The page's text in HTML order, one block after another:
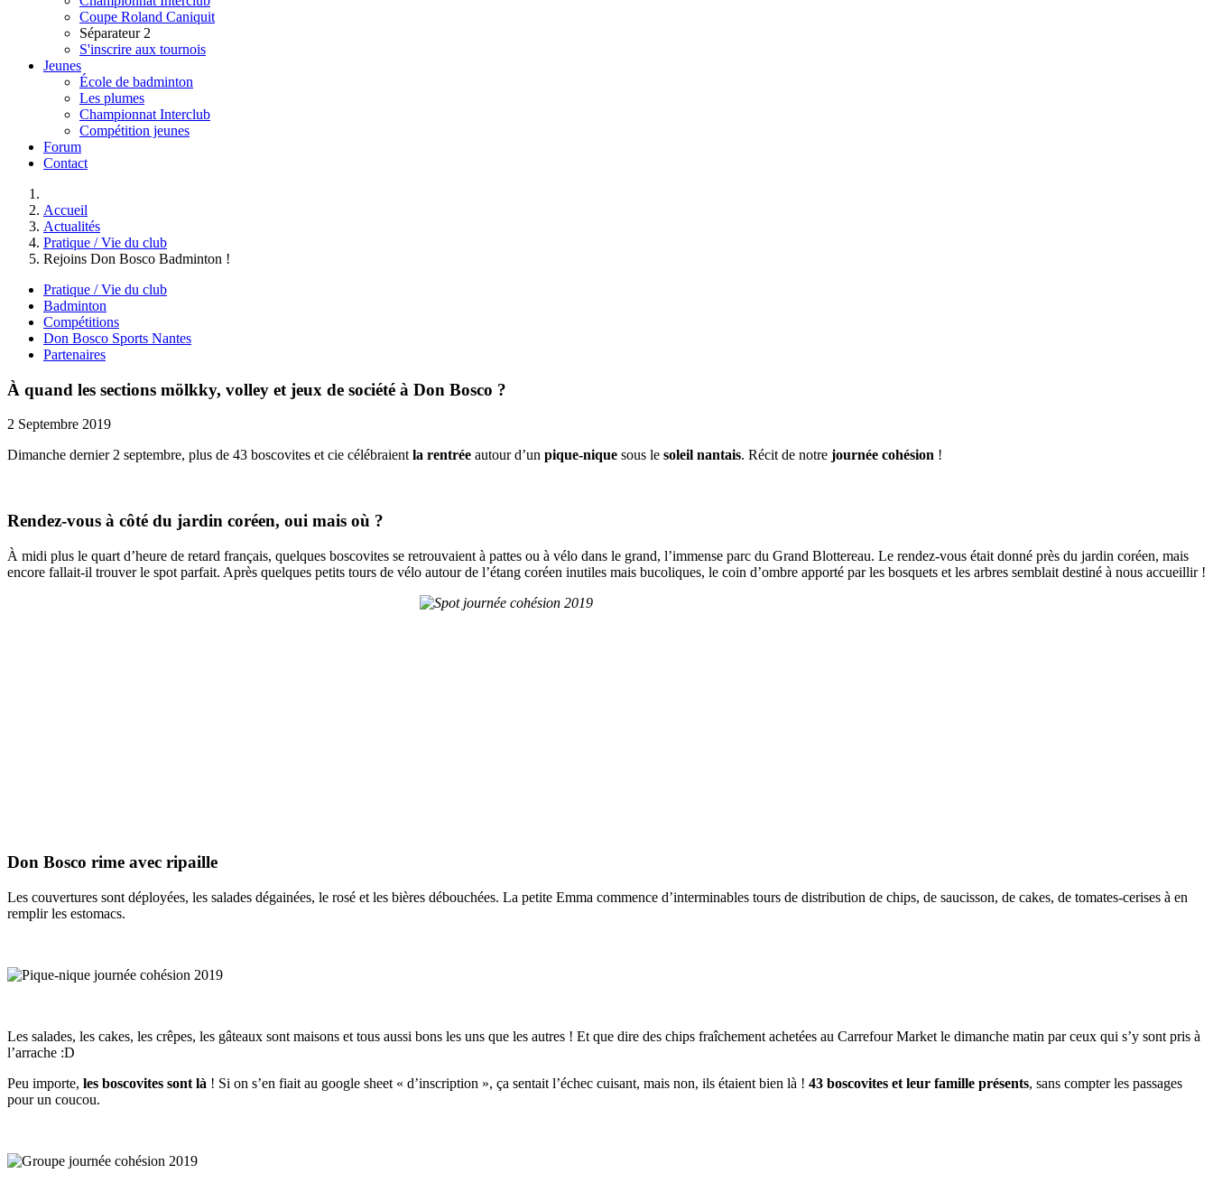
Coupe Roland Caniquit
Séparateur 2
S'inscrire aux tournois
Jeunes
École de badminton
Les plumes
Championnat Interclub
Compétition jeunes
Forum
Contact
Accueil
Actualités
Pratique / Vie du club
Rejoins Don Bosco Badminton !
Pratique / Vie du club
Badminton
Compétitions
Don Bosco Sports Nantes
Partenaires
À quand les sections mölkky, volley et jeux de société à Don Bosco ?
2 Septembre 2019
Dimanche dernier 2 septembre, plus de 43 boscovites et cie célébraient la rentrée autour d’un pique-nique sous le soleil nantais. Récit de notre journée cohésion !
Rendez-vous à côté du jardin coréen, oui mais où ?
À midi plus le quart d’heure de retard français, quelques boscovites se retrouvaient à pattes ou à vélo dans le grand, l’immense parc du Grand Blottereau. Le rendez-vous était donné près du jardin coréen, mais
encore fallait-il trouver le spot parfait. Après quelques petits tours de vélo autour de l’étang coréen inutiles mais bucoliques, le coin d’ombre apporté par les bosquets et les arbres semblait destiné à nous accueillir !
Don Bosco rime avec ripaille
Les couvertures sont déployées, les salades dégainées, le rosé et les bières débouchées. La petite Emma commence d’interminables tours de distribution de chips, de saucisson, de cakes, de tomates-cerises à en
remplir les estomacs.
Les salades, les cakes, les crêpes, les gâteaux sont maisons et tous aussi bons les uns que les autres ! Et que dire des chips fraîchement achetées au Carrefour Market le dimanche matin par ceux qui s’y sont pris à
l’arrache :D
Peu importe, les boscovites sont là ! Si on s’en fiait au google sheet « d’inscription », ça sentait l’échec cuisant, mais non, ils étaient bien là ! 43 boscovites et leur famille présents, sans compter les passages
pour un coucou.